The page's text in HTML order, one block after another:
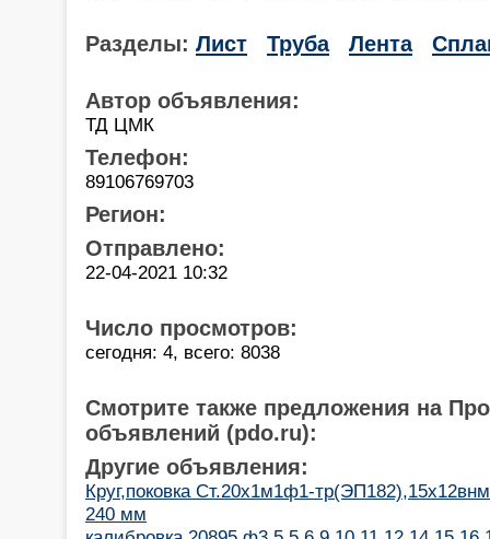
Разделы: Лист Труба Лента
Автор объявления:
ТД ЦМК
Телефон:
89106769703
Регион:
Отправлено:
22-04-2021 10:32
Число просмотров:
сегодня: 4, всего: 8038
Смотрите также предложения на
объявлений (pdo.ru):
Другие объявления:
Круг,поковка Ст.20х1м1ф1-
240 мм